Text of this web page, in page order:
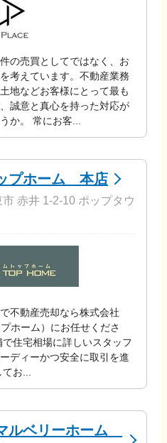
の売買としてではなく、お
考えています。不動産業務
地などお客様にとって最も
誠意と真心を持った対応が
か。 常にお客...
プホーム 本店
赤井 1-2-10 ポップタウ
不動産売却なら株式会社
ホーム）にお任せくださ
住宅相場に詳しいスタッフ
ディーかつ安全に取引を進
お...
ルベリーホーム